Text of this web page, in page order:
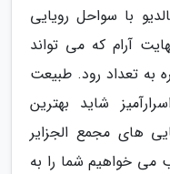
با سواحل رویایی
آرام که می تواند
تعداد رود. طبیعت
شاید بهترین
های مجمع الجزایر
می خواهیم شما را به